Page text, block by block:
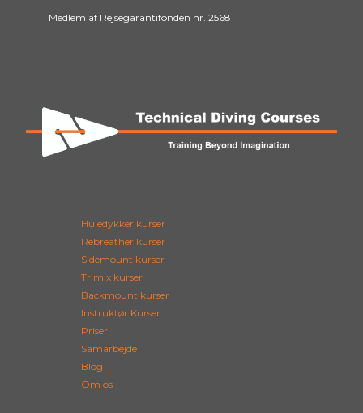
Medlem af Rejsegarantifonden nr. 2568
Huledykker kurser
Rebreather kurser
Sidemount kurser
Trimix kurser
Backmount kurser
Instruktør Kurser
Priser
Samarbejde
Blog
Om os